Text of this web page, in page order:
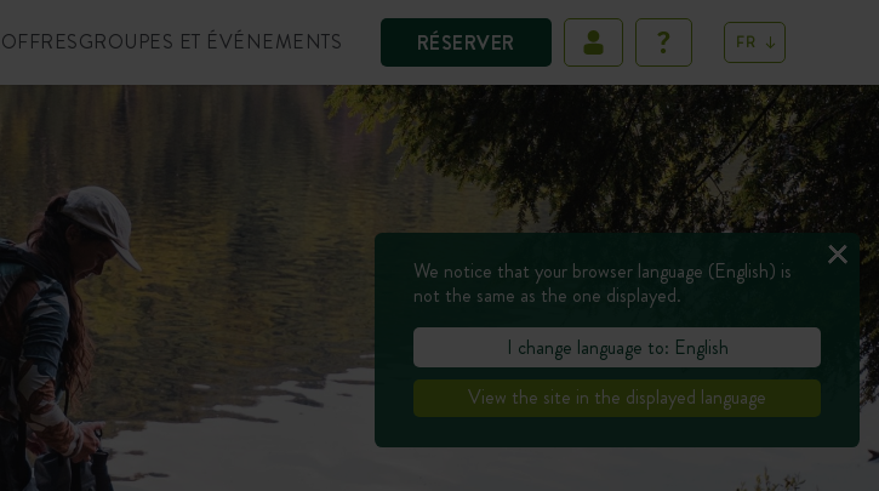
RÉSERVER
OFFRESGROUPES ET ÉVÉNEMENTS FR
We notice that your browser language (English) is
not the same as the one displayed.
I change language to: English
View the site in the displayed language